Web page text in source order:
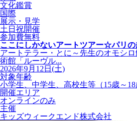
文化鑑賞
国際
展示・見学
土日祝開催
参加費無料
ここにしかないアートツアー☆パリの
アートテラー・とに～先生のオモシ
術館「ルーヴル...
2026年9月12日(土)
対象年齢
小学生、中学生、高校生等（15歳～18
開催エリア
オンラインのみ
主催
キッズウィークエンド株式会社